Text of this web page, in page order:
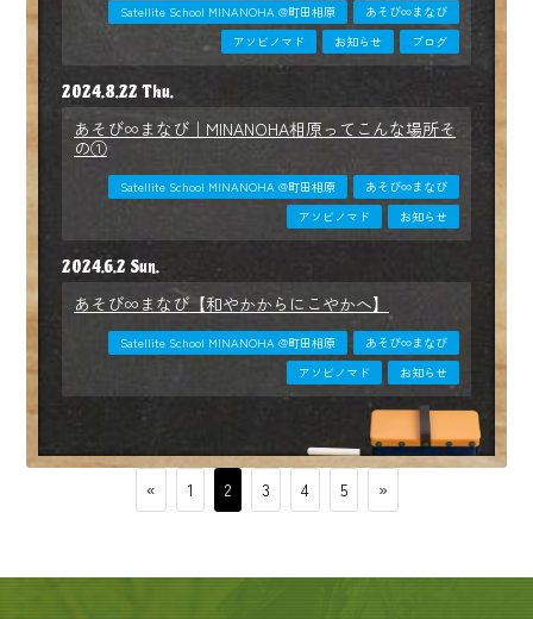
Satellite School MINANOHA @町田相原
あそび∞まなび
アソビノマド
お知らせ ブログ
2024.8.22 Thu.
あそび∞まなび｜MINANOHA相原ってこんな場所そ
の①
Satellite School MINANOHA @町田相原
あそび∞まなび
アソビノマド
お知らせ
2024.6.2 Sun.
あそび∞まなび【和やかからにこやかへ】
Satellite School MINANOHA @町田相原
あそび∞まなび
アソビノマド
お知らせ
« 1 2 3 4 5 »